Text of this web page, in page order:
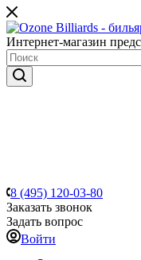
Интернет-магазин
8 (495) 120-03-80
Заказать звонок
Задать вопрос
Войти